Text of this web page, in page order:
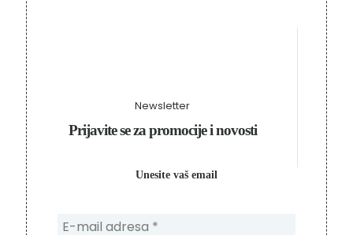
Prijavite se za promocije i novosti
Newsletter
Unesite vaš email